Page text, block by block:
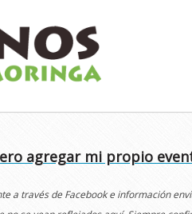
agregar mi propio
a través de Facebook e información